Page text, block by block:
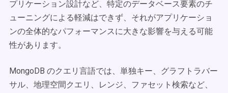
プリケーション設計など、特定のデータベース要素のチ
ューニングによる軽減はできず、それがアプリケーショ
ンの全体的なパフォーマンスに大きな影響を与える可能
性があります。
MongoDB のクエリ言語では、単独キー、グラフトラバー
サル、地理空間クエリ、レンジ、ファセット検索など、